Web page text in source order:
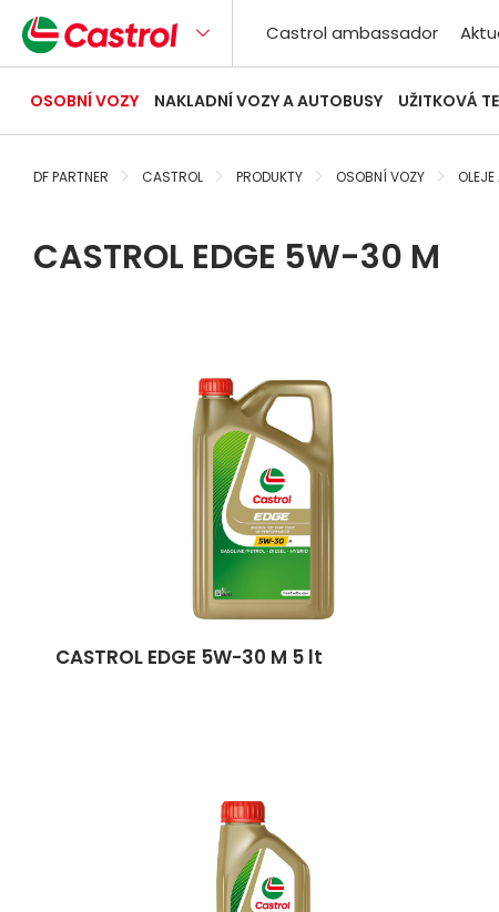
Castrol ambassador
OSOBNÍ VOZY NAKLADNÍ VOZY A AUTOBUSY UŽITKOVÁ
DF PARTNER CASTROL PRODUKTY OSOBNÍ VOZY
CASTROL EDGE 5W-30 M
CASTROL EDGE 5W-30 M 5 lt